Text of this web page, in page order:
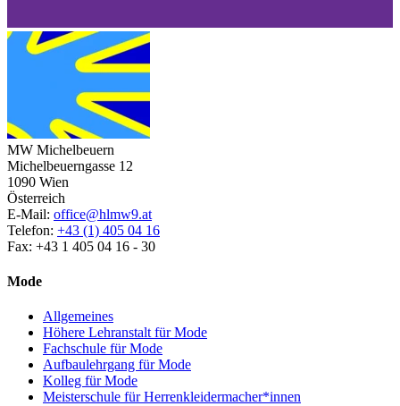
MW Michelbeuern
Michelbeuerngasse 12
1090 Wien
Österreich
E-Mail: office@hlmw9.at
Telefon: +43 (1) 405 04 16
Fax: +43 1 405 04 16 - 30
Mode
Allgemeines
Höhere Lehranstalt für Mode
Fachschule für Mode
Aufbaulehrgang für Mode
Kolleg für Mode
Meisterschule für Herrenkleidermacher*innen